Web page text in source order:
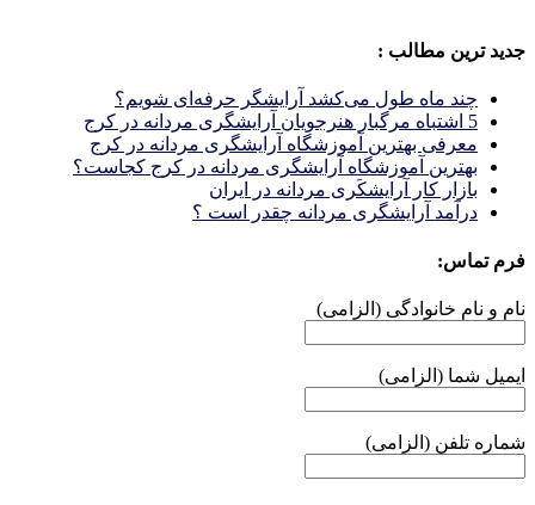
جدید ترین مطالب :
چند ماه طول می‌کشد آرایشگر حرفه‌ای شویم؟
5 اشتباه مرگبار هنرجویان آرایشگری مردانه در کرج
معرفی بهترین آموزشگاه آرایشگری مردانه در کرج
بهترین آموزشگاه آرایشگری مردانه در کرج کجاست؟
بازار كار آرايشكَرى مردانه در ايران
درآمد آرایشگری مردانه چقدر است ؟
فرم تماس:
نام و نام خانوادگی (الزامی)
ایمیل شما (الزامی)
شماره تلفن (الزامی)